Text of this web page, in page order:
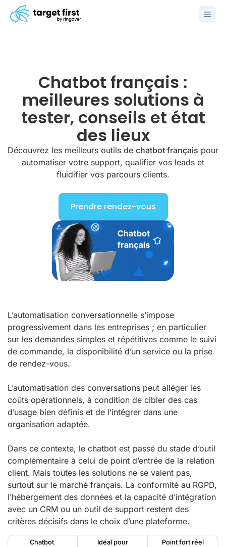
Chatbot français :
meilleures solutions à
tester, conseils et état
des lieux
Découvrez les meilleurs outils de chatbot français pour
automatiser votre support, qualifier vos leads et
fluidifier vos parcours clients.
Prendre rendez-vous
L’automatisation conversationnelle s’impose
progressivement dans les entreprises ; en particulier
sur les demandes simples et répétitives comme le suivi
de commande, la disponibilité d’un service ou la prise
de rendez-vous.
L’automatisation des conversations peut alléger les
coûts opérationnels, à condition de cibler des cas
d’usage bien définis et de l’intégrer dans une
organisation adaptée.
Dans ce contexte, le chatbot est passé du stade d’outil
complémentaire à celui de point d’entrée de la relation
client. Mais toutes les solutions ne se valent pas,
surtout sur le marché français. La conformité au RGPD,
l’hébergement des données et la capacité d’intégration
avec un CRM ou un outil de support restent des
critères décisifs dans le choix d’une plateforme.
Chatbot Idéal pour
Point fort réel